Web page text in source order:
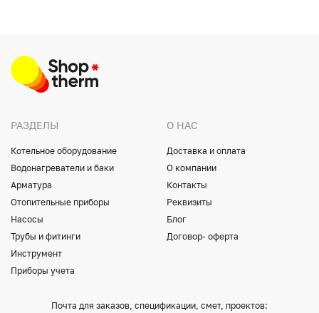
РАЗДЕЛЫ
Котельное оборудование
Водонагреватели и баки
Арматура
Отопительные приборы
Насосы
Трубы и фитинги
Инструмент
Приборы учета
О НАС
Доставка и оплата
О компании
Контакты
Реквизиты
Блог
Договор- оферта
Почта для заказов, спецификации, смет, проектов: